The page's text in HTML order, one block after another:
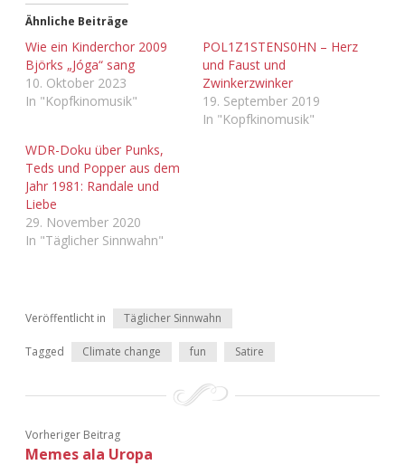
Ähnliche Beiträge
Wie ein Kinderchor 2009
Björks „Jóga“ sang
10. Oktober 2023
In "Kopfkinomusik"
POL1Z1STENS0HN – Herz
und Faust und
Zwinkerzwinker
19. September 2019
In "Kopfkinomusik"
WDR-Doku über Punks,
Teds und Popper aus dem
Jahr 1981: Randale und
Liebe
29. November 2020
In "Täglicher Sinnwahn"
Veröffentlicht in Täglicher Sinnwahn
Tagged Climate change fun Satire
Vorheriger Beitrag
Memes ala Uropa